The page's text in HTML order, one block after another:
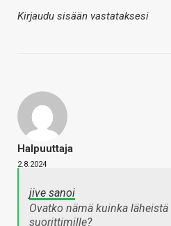
Kirjaudu sisään vastataksesi
Halpuuttaja
2.8.2024
jive sanoi
Ovatko nämä kuinka läheistä
suorittimille?